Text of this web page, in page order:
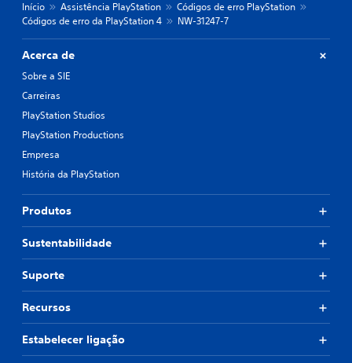
Início Assistência PlayStation
Códigos de erro PlayStation
Códigos de erro da PlayStation 4
NW-31247-7
Acerca de
Sobre a SIE
Carreiras
PlayStation Studios
PlayStation Productions
Empresa
História da PlayStation
Produtos
Sustentabilidade
Suporte
Recursos
Estabelecer ligação